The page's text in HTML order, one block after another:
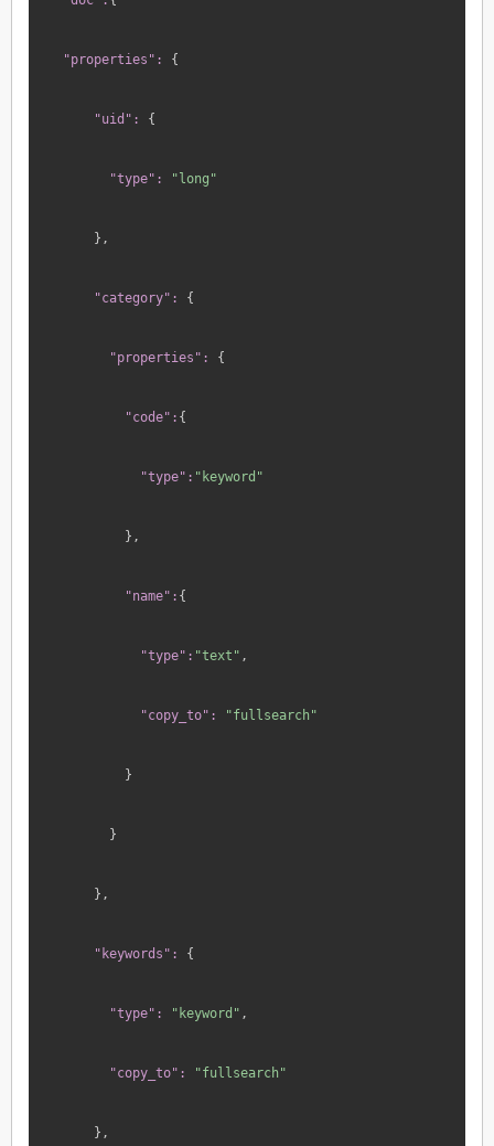
"properties": {
"uid": {
"type": "long"
},
"category": {
"properties": {
"code": {
"type": "keyword"
},
"name": {
"type": "text" ,
"copy_to": "fullsearch"
}
}
},
"keywords": {
"type": "keyword" ,
"copy_to": "fullsearch"
},